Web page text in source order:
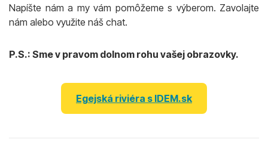
Napíšte nám a my vám pomôžeme s výberom. Zavolajte
nám alebo využite náš chat.
P.S.: Sme v pravom dolnom rohu vašej obrazovky.
Egejská riviéra s IDEM.sk